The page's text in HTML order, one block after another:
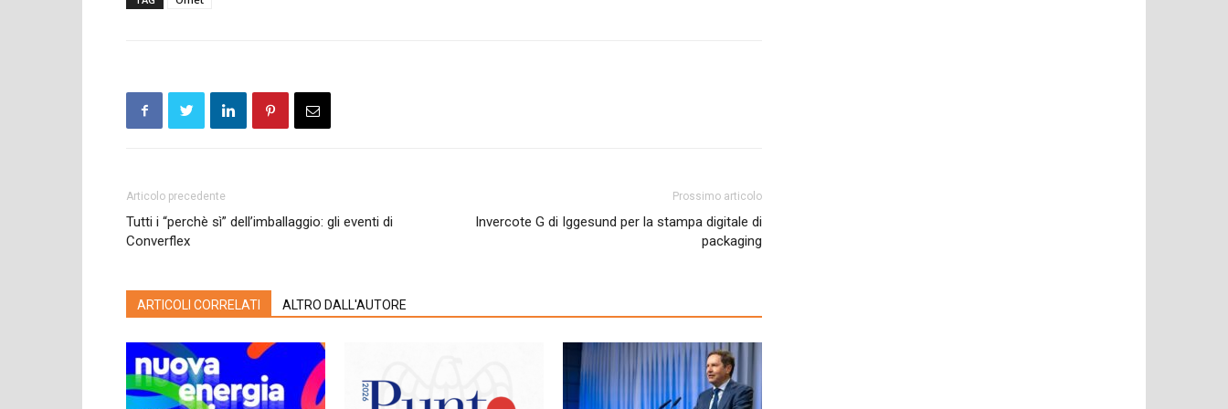
Articolo precedente
Tutti i “perchè sì” dell’imballaggio: gli eventi di
Converflex
Prossimo articolo
Invercote G di Iggesund per la stampa digitale di
packaging
ARTICOLI CORRELATI ALTRO DALL'AUTORE